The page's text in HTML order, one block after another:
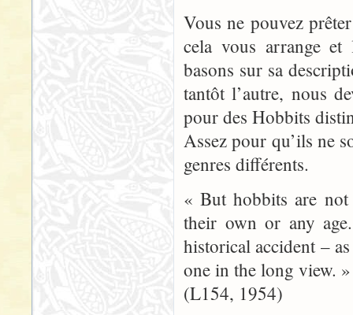
Vous ne pouvez
cela vous arrange
basons sur sa
tantôt l’autre, nous
pour des Hobbits
Assez pour qu’ils ne
genres différents.
« But hobbits are
their own or any
historical accident –
one in the long view. »
(L154, 1954)